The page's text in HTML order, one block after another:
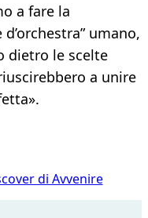
a fare la
umano,
dietro le scelte
a unire
di Avvenire